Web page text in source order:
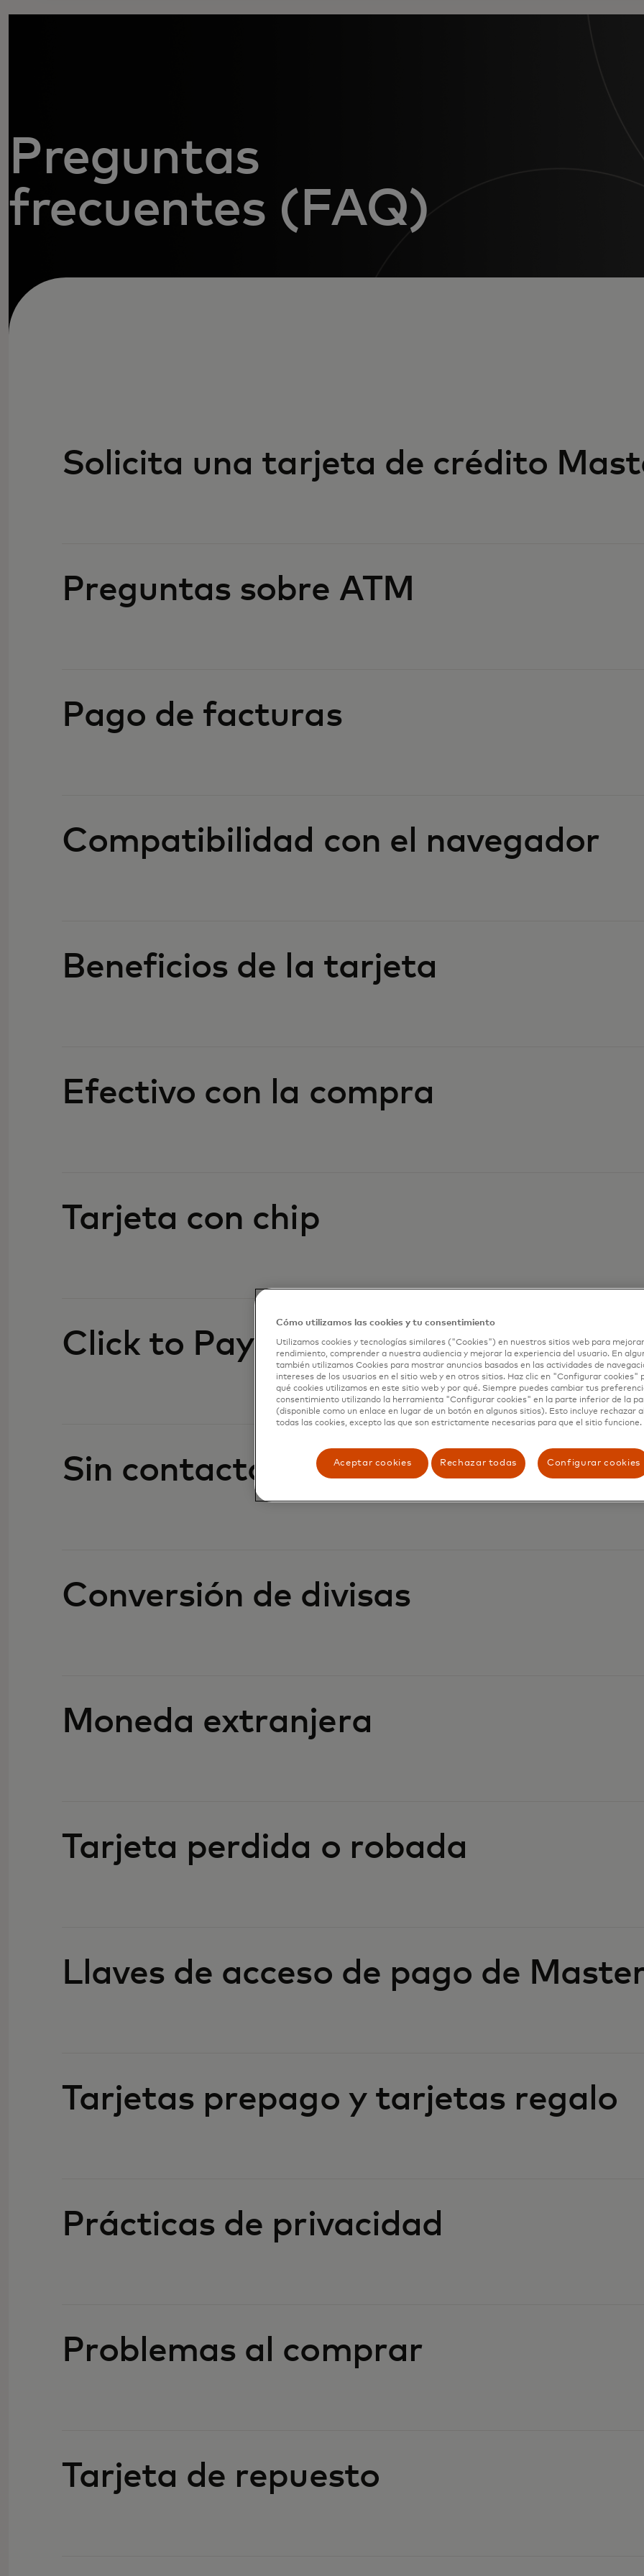
Preguntas
frecuentes (FAQ)
Solicita una tarjeta de crédito
Preguntas sobre ATM
Pago de facturas
Compatibilidad con el navegador
Beneficios de la tarjeta
Efectivo con la compra
Tarjeta con chip
Click to Pay
Sin contacto
Conversión de divisas
Moneda extranjera
Tarjeta perdida o robada
Llaves de acceso de pago de
Tarjetas prepago y tarjetas regalo
Prácticas de privacidad
Problemas al comprar
Tarjeta de repuesto
Cómo utilizamos las cookies y tu consentimiento
Utilizamos cookies y tecnologías similares ("Cookies") en nuestros sitios web para
rendimiento, comprender a nuestra audiencia y mejorar la experiencia del usuario. En
también utilizamos Cookies para mostrar anuncios basados en las actividades de
intereses de los usuarios en el sitio web y en otros sitios. Haz clic en "Configurar cookies"
qué cookies utilizamos en este sitio web y por qué. Siempre puedes cambiar tus
consentimiento utilizando la herramienta "Configurar cookies" en la parte inferior de la
(disponible como un enlace en lugar de un botón en algunos sitios). Esto incluye rechazar
todas las cookies, excepto las que son estrictamente necesarias para que el sitio funcione.
Aceptar cookies Rechazar todas Configurar cookies